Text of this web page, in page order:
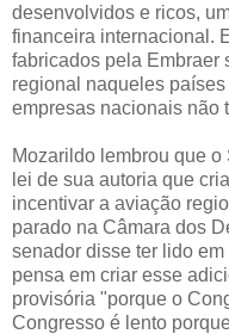
desenvolvidos e ricos,
financeira internacional.
fabricados pela Embraer
regional naqueles
empresas nacionais não
Mozarildo lembrou que
lei de sua autoria que
incentivar a aviação
parado na Câmara dos
senador disse ter lido
pensa em criar esse
provisória "porque o
Congresso é lento